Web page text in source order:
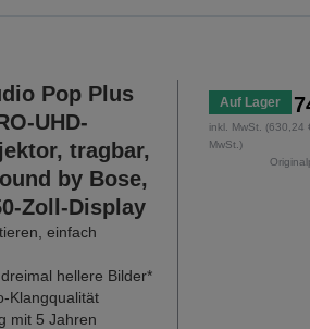
Pop Plus
UHD-
tragbar,
by Bose,
Zoll-Display
einfach
hellere Bilder*
Klangqualität
mit 5 Jahren
Auf Lager
inkl. MwSt. (630,24
MwSt.)